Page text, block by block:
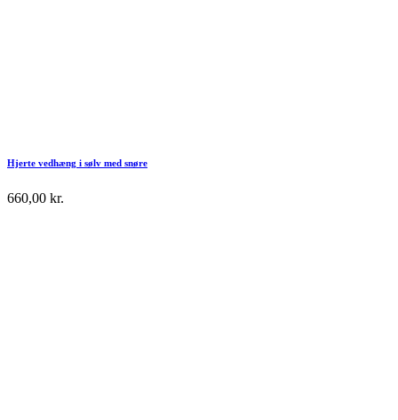
Hjerte vedhæng i sølv med snøre
660,00 kr.